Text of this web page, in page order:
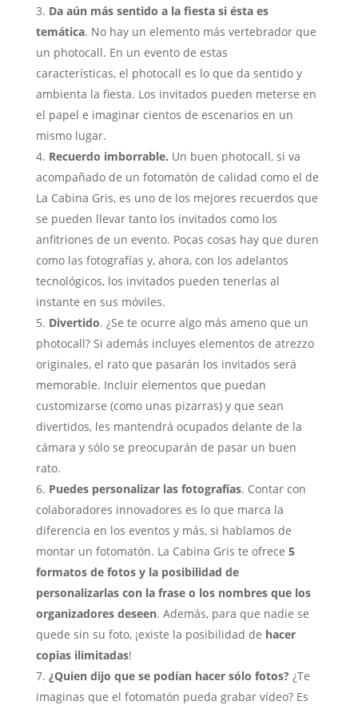
Da aún más sentido a la fiesta si ésta es
temática. No hay un elemento más vertebrador que
un photocall. En un evento de estas
características, el photocall es lo que da sentido y
ambienta la fiesta. Los invitados pueden meterse en
el papel e imaginar cientos de escenarios en un
mismo lugar.
Recuerdo imborrable. Un buen photocall, si va
acompañado de un fotomatón de calidad como el de
La Cabina Gris, es uno de los mejores recuerdos que
se pueden llevar tanto los invitados como los
anfitriones de un evento. Pocas cosas hay que duren
como las fotografías y, ahora, con los adelantos
tecnológicos, los invitados pueden tenerlas al
instante en sus móviles.
Divertido. ¿Se te ocurre algo más ameno que un
photocall? Si además incluyes elementos de atrezzo
originales, el rato que pasarán los invitados será
memorable. Incluir elementos que puedan
customizarse (como unas pizarras) y que sean
divertidos, les mantendrá ocupados delante de la
cámara y sólo se preocuparán de pasar un buen
rato.
Puedes personalizar las fotografías. Contar con
colaboradores innovadores es lo que marca la
diferencia en los eventos y más, si hablamos de
montar un fotomatón. La Cabina Gris te ofrece 5
formatos de fotos y la posibilidad de
personalizarlas con la frase o los nombres que los
organizadores deseen. Además, para que nadie se
quede sin su foto, ¡existe la posibilidad de hacer
copias ilimitadas!
¿Quien dijo que se podían hacer sólo fotos?¿Te
imaginas que el fotomatón pueda grabar vídeo? Es